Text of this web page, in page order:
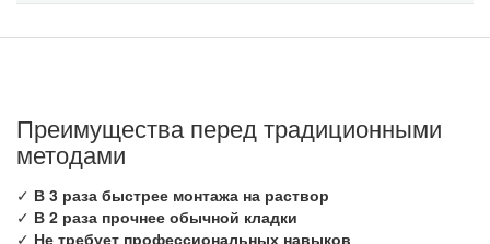
Преимущества перед традиционными
методами
✓ В 3 раза быстрее монтажа на раствор
✓ В 2 раза прочнее обычной кладки
✓ Не требует профессиональных навыков